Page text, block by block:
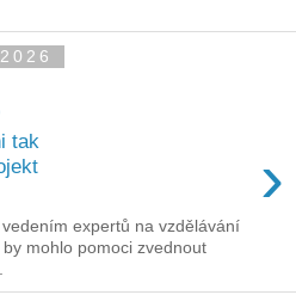
tak
›
expertů na vzdělávání
mohlo pomoci zvednout